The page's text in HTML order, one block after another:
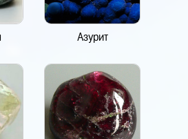
Азурит